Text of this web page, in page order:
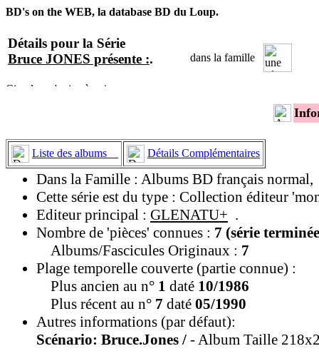
BD's on the WEB, la database BD du Loup.
Détails pour la Série
Bruce JONES présente :. dans la famille
Liste des albums Détails Complémentaires
Dans la Famille : Albums BD français normal,
Cette série est du type : Collection éditeur
Editeur principal : GLENATU+ .
Nombre de 'pièces' connues : 7 (série
Albums/Fascicules Originaux : 7
Plage temporelle couverte (partie connue) :
Plus ancien au n° 1 daté 10/1986
Plus récent au n° 7 daté 05/1990
Autres informations (par défaut):
Scénario: Bruce.Jones / - Album Taille